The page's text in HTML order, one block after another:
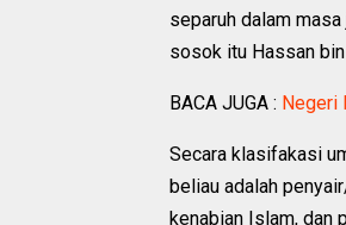
separuh dalam
sosok itu Hassan
BACA JUGA : Negeri
Secara klasifakasi
beliau adalah
kenabian Islam, dan